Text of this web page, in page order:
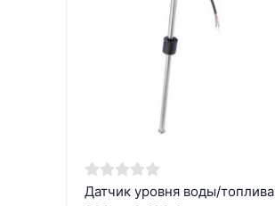
Датчик уровня воды/топлива